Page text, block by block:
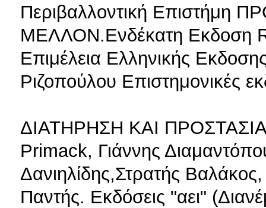
Περιβαλλοντική Επιστήμη
ΜΕΛΛΟΝ.Ενδέκατη Εκδοση
Επιμέλεια Ελληνικής
Ριζοπούλου Επιστημονικές
ΔΙΑΤΗΡΗΣΗ ΚΑΙ
Primack, Γιάννης
Δανιηλίδης,Στρατής
Παντής. Εκδόσεις "αει"